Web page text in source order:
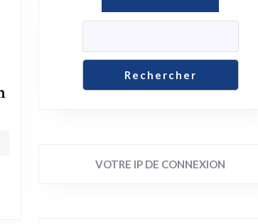
Rechercher
VOTRE IP DE CONNEXION